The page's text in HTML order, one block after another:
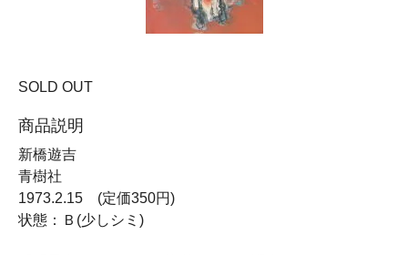
SOLD OUT
商品説明
新橋遊吉
青樹社
1973.2.15 (定価350円)
状態：Ｂ(少しシミ)